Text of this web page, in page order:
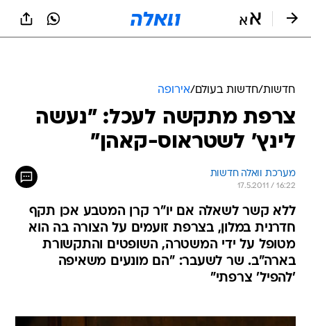
חדשות/חדשות בעולם/אירופה
צרפת מתקשה לעכל: "נעשה
לינץ' לשטראוס-קאהן"
מערכת וואלה חדשות
17.5.2011 / 16:22
ללא קשר לשאלה אם יו"ר קרן המטבע אכן תקף
חדרנית במלון, בצרפת זועמים על הצורה בה הוא
מטופל על ידי המשטרה, השופטים והתקשורת
בארה"ב. שר לשעבר: "הם מונעים משאיפה
'להפיל' צרפתי"